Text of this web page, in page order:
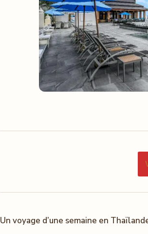
Un voyage d’une semaine en